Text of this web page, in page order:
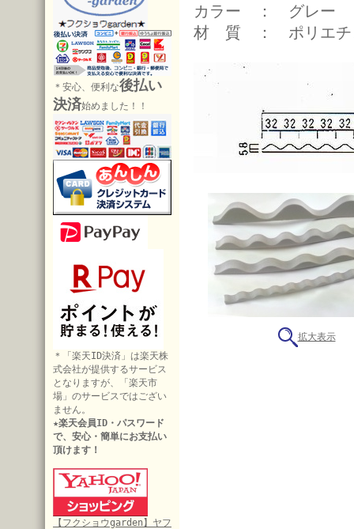
＊安心、便利な後払い
決済始めました！！
＊「楽天ID決済」は楽天株
式会社が提供するサービス
となりますが、「楽天市
場」のサービスではござい
ません。
★楽天会員ID・パスワード
で、安心・簡単にお支払い
頂けます！
【フクショウgarden】ヤフ
カラー ： グレー
材 質 ： ポリエチ
拡大表示